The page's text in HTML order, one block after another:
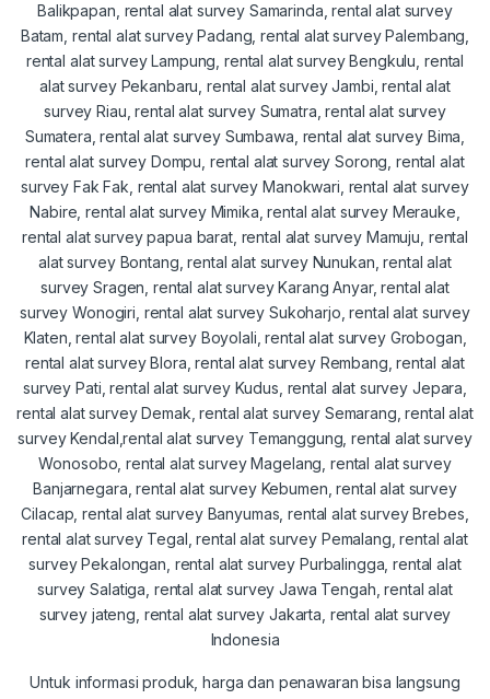
Untuk informasi produk, harga dan penawaran bisa langsung